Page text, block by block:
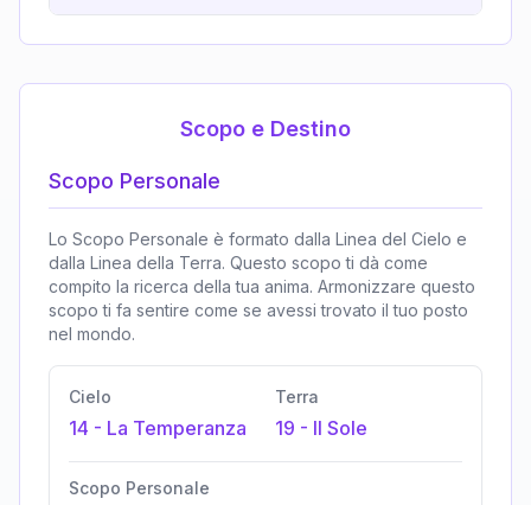
Scopo e Destino
Scopo Personale
Lo Scopo Personale è formato dalla Linea del Cielo e
dalla Linea della Terra. Questo scopo ti dà come
compito la ricerca della tua anima. Armonizzare questo
scopo ti fa sentire come se avessi trovato il tuo posto
nel mondo.
Cielo
14 - La Temperanza
Terra
19 - Il Sole
Scopo Personale